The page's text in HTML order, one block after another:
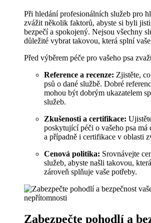
Při hledání profesionálních služeb pro
zvážit několik faktorů, abyste si byli
bezpečí a spokojený. Nejsou všechny
důležité vybrat takovou, která splní
Před výběrem péče pro vašeho psa
Reference a recenze: Zjistěte,
psů o dané službě. Dobré
mohou být dobrým ukazatelem
služeb.
Zkušenosti a certifikace:
poskytující péči o vašeho psa má
a případně i certifikace v oblasti
Cenová politika: Srovnávejte
služeb, abyste našli takovou,
zároveň splňuje vaše potřeby.
Zabezpečte pohodlí a